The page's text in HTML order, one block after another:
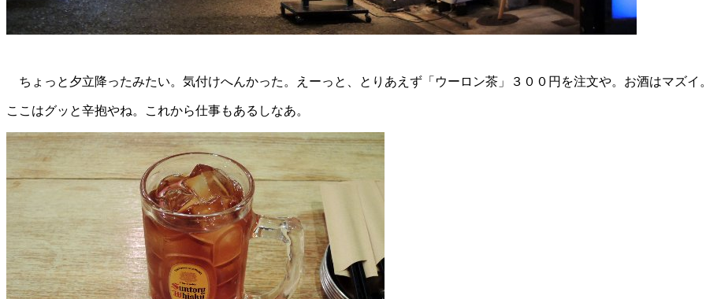
ちょっと夕立降ったみたい。気付けへんかった。えーっと、とりあえず「ウーロン茶」３００円を注文や。お酒はマズイ
ここはグッと辛抱やね。これから仕事もあるしなあ。